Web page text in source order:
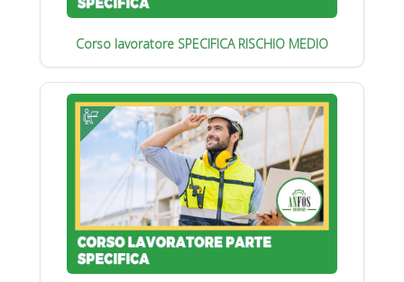
Corso lavoratore SPECIFICA RISCHIO MEDIO